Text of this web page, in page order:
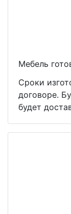
Мебель
Сроки
договоре.
будет